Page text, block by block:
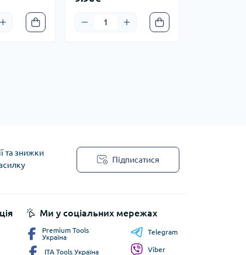
та знижки
Підписатися
Ми у соціальних мережах
Premium Tools
Україна
ITA Tools Україна
Telegram
Viber